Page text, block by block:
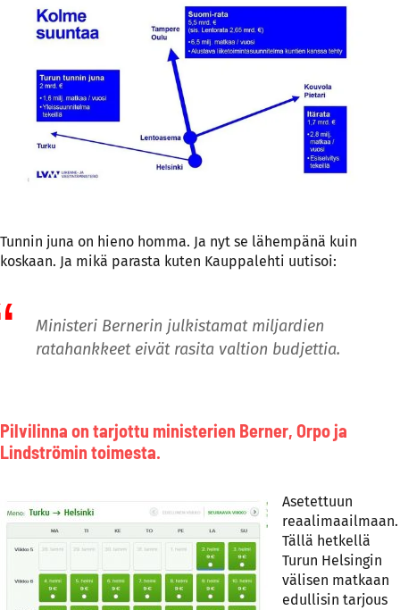
Tunnin juna on hieno homma. Ja nyt se lähempänä kuin
koskaan. Ja mikä parasta kuten Kauppalehti uutisoi:
Ministeri Bernerin julkistamat miljardien
ratahankkeet eivät rasita valtion budjettia.
Pilvilinna on tarjottu ministerien Berner, Orpo ja
Lindströmin toimesta.
Asetettuun
reaalimaailmaan.
Tällä hetkellä
Turun Helsingin
välisen matkaan
edullisin tarjous